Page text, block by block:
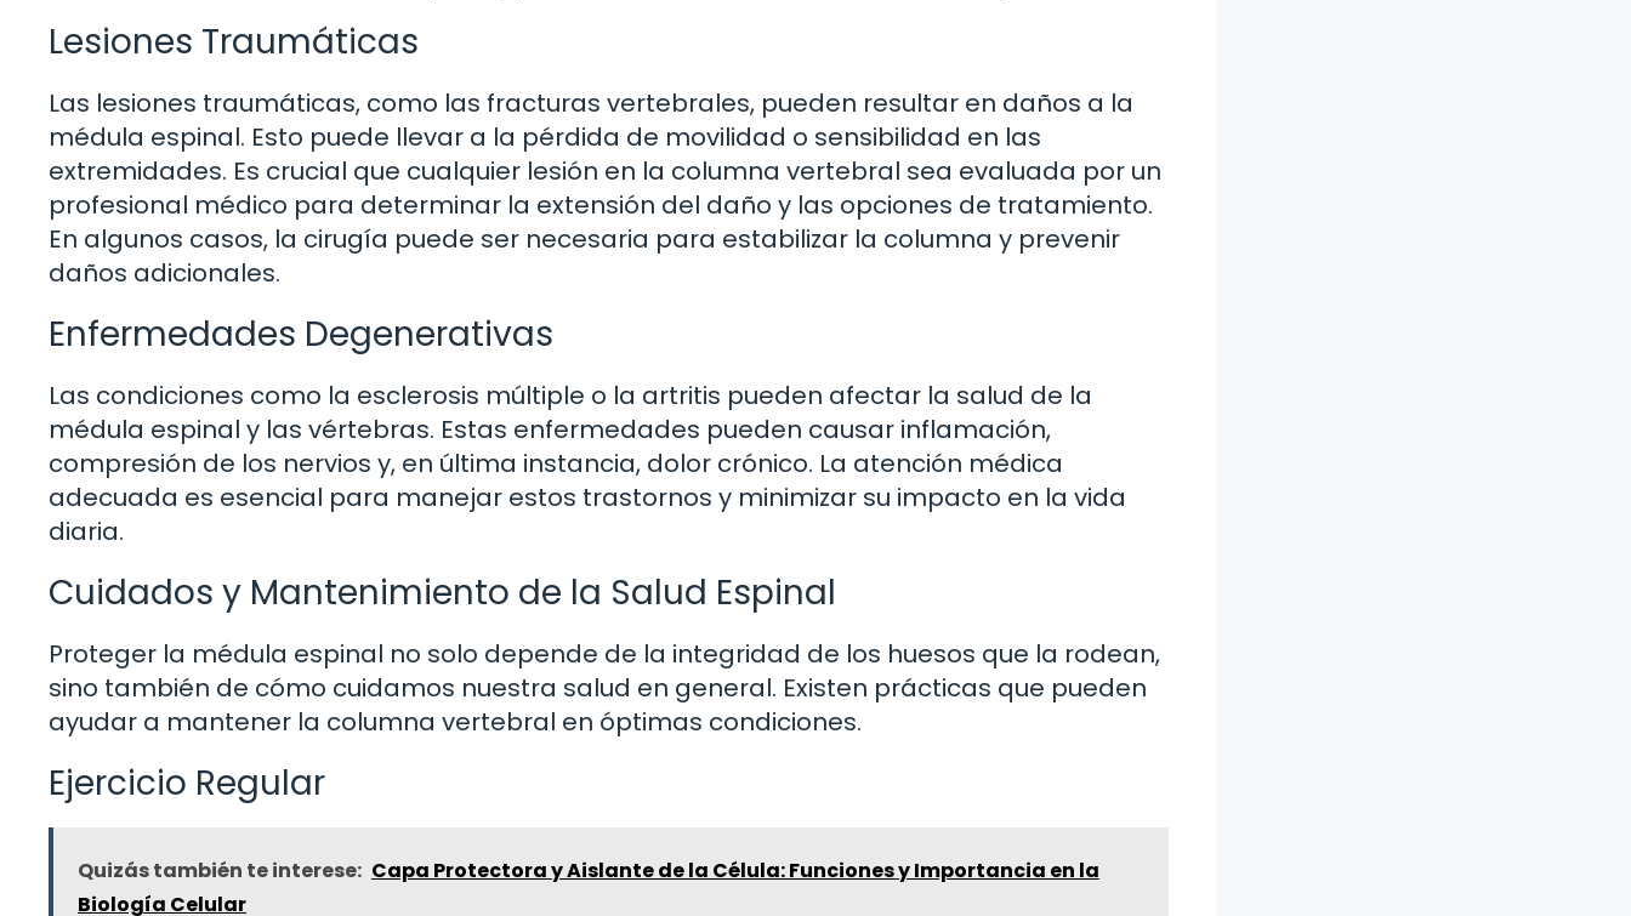
Lesiones Traumáticas
Las lesiones traumáticas, como las fracturas vertebrales, pueden resultar en daños a la
médula espinal. Esto puede llevar a la pérdida de movilidad o sensibilidad en las
extremidades. Es crucial que cualquier lesión en la columna vertebral sea evaluada por un
profesional médico para determinar la extensión del daño y las opciones de tratamiento.
En algunos casos, la cirugía puede ser necesaria para estabilizar la columna y prevenir
daños adicionales.
Enfermedades Degenerativas
Las condiciones como la esclerosis múltiple o la artritis pueden afectar la salud de la
médula espinal y las vértebras. Estas enfermedades pueden causar inflamación,
compresión de los nervios y, en última instancia, dolor crónico. La atención médica
adecuada es esencial para manejar estos trastornos y minimizar su impacto en la vida
diaria.
Cuidados y Mantenimiento de la Salud Espinal
Proteger la médula espinal no solo depende de la integridad de los huesos que la rodean,
sino también de cómo cuidamos nuestra salud en general. Existen prácticas que pueden
ayudar a mantener la columna vertebral en óptimas condiciones.
Ejercicio Regular
Quizás también te interese: Capa Protectora y Aislante de la Célula: Funciones y Importancia en la
Biología Celular